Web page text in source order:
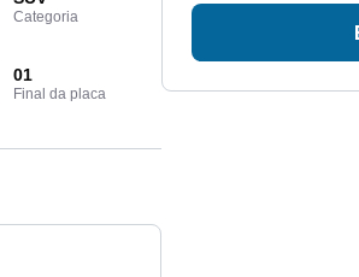
Categoria
01
Final da placa